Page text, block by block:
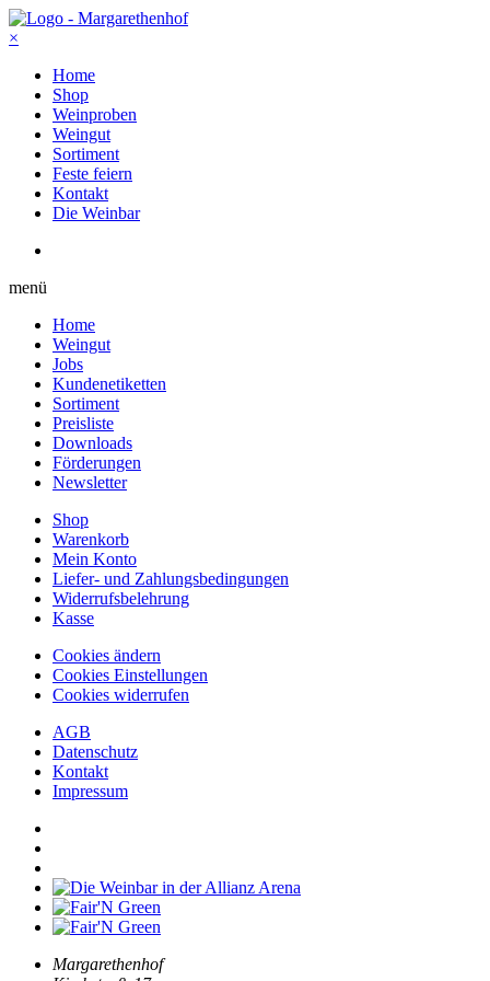
×
Home
Shop
Weinproben
Weingut
Sortiment
Feste feiern
Kontakt
Die Weinbar
menü
Home
Weingut
Jobs
Kundenetiketten
Sortiment
Preisliste
Downloads
Förderungen
Newsletter
Shop
Warenkorb
Mein Konto
Liefer- und Zahlungsbedingungen
Widerrufsbelehrung
Kasse
Cookies ändern
Cookies Einstellungen
Cookies widerrufen
AGB
Datenschutz
Kontakt
Impressum
Margarethenhof